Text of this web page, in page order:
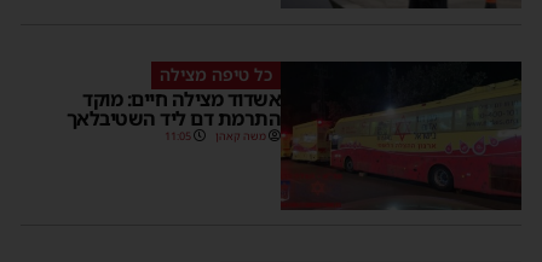
כל טיפה מצילה
אשדוד מצילה חיים: מוקד
התרמת דם ליד השטיבלאך
משה קאהן 11:05